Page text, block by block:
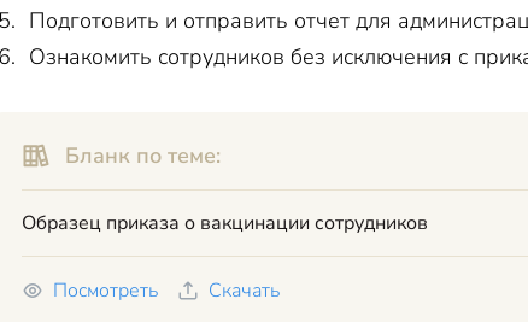
Подготовить и отправить отчет для
Ознакомить сотрудников без исключения с
Бланк по теме:
Образец приказа о вакцинации сотрудников
Посмотреть Скачать